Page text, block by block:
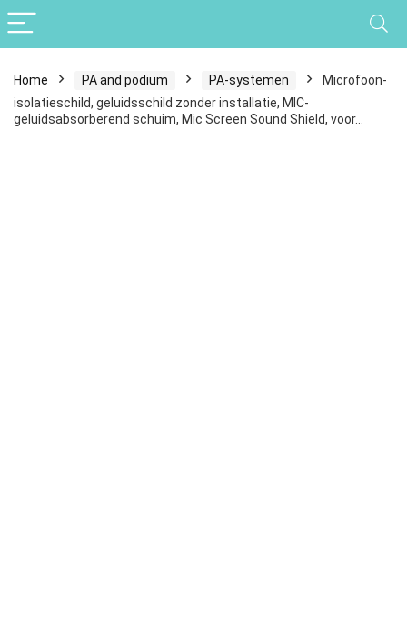
Home PA and podium PA-systemen
Microfoon-
isolatieschild, geluidsschild zonder installatie, MIC-
geluidsabsorberend schuim, Mic Screen Sound Shield, voor…